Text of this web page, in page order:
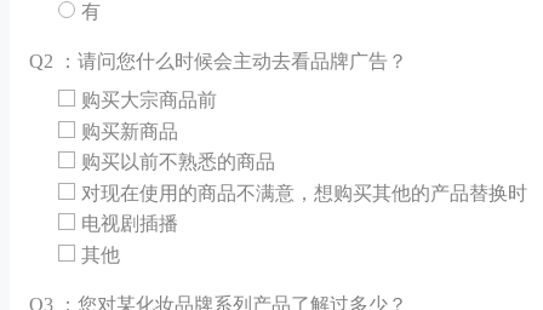
有
Q2 ：请问您什么时候会主动去看品牌广告？
购买大宗商品前
购买新商品
购买以前不熟悉的商品
对现在使用的商品不满意，想购买其他的产品替换时
电视剧插播
其他
Q3 ：您对某化妆品牌系列产品了解过多少？